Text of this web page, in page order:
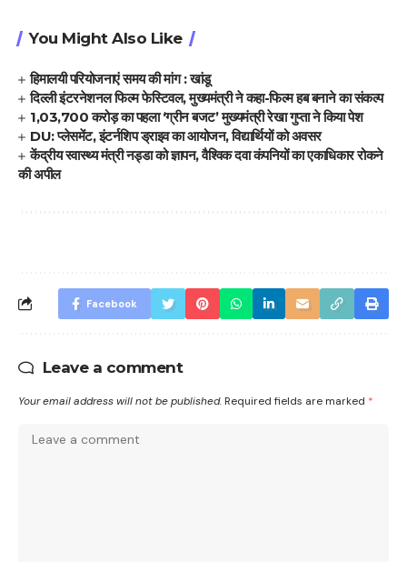
You Might Also Like
हिमालयी परियोजनाएं समय की मांग : खांडू
दिल्ली इंटरनेशनल फिल्म फेस्टिवल, मुख्यमंत्री ने कहा-फिल्म हब बनाने का संकल्प
1,03,700 करोड़ का पहला ‘ग्रीन बजट’ मुख्यमंत्री रेखा गुप्ता ने किया पेश
DU: प्लेसमेंट, इंटर्नशिप ड्राइव का आयोजन, विद्यार्थियों को अवसर
केंद्रीय स्वास्थ्य मंत्री नड्डा को ज्ञापन, वैश्विक दवा कंपनियों का एकाधिकार रोकने
की अपील
Facebook
Leave a comment
Your email address will not be published. Required fields are marked *